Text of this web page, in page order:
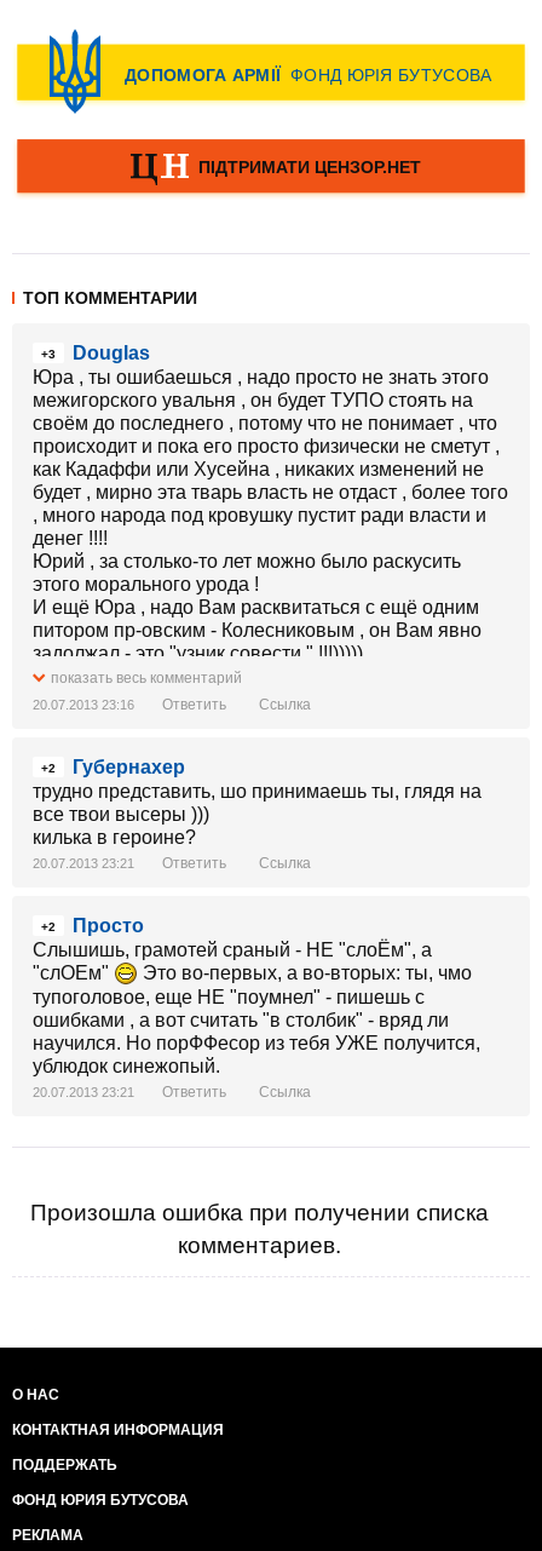
ТОП КОММЕНТАРИИ
+3
Douglas
Юра , ты ошибаешься , надо просто не знать этого
межигорского увальня , он будет ТУПО стоять на
своём до последнего , потому что не понимает , что
происходит и пока его просто физически не сметут ,
как Кадаффи или Хусейна , никаких изменений не
будет , мирно эта тварь власть не отдаст , более того
, много народа под кровушку пустит ради власти и
денег !!!!
Юрий , за столько-то лет можно было раскусить
этого морального урода !
И ещё Юра , надо Вам расквитаться с ещё одним
питором пр-овским - Колесниковым , он Вам явно
задолжал - это "узник совести " !!!)))))
показать весь комментарий
20.07.2013 23:16 Ответить Ссылка
+2
Губернахер
трудно представить, шо принимаешь ты, глядя на
все твои высеры )))
килька в героине?
20.07.2013 23:21 Ответить Ссылка
+2
Просто
Слышишь, грамотей сраный - НЕ "слоЁм", а
"слОЕм"
Это во-первых, а во-вторых: ты, чмо
тупоголовое, еще НЕ "поумнел" - пишешь с
ошибками , а вот считать "в столбик" - вряд ли
научился. Но порФФесор из тебя УЖЕ получится,
ублюдок синежопый.
20.07.2013 23:21 Ответить Ссылка
Произошла ошибка при получении списка
комментариев.
О НАС
КОНТАКТНАЯ ИНФОРМАЦИЯ
ПОДДЕРЖАТЬ
ФОНД ЮРИЯ БУТУСОВА
РЕКЛАМА